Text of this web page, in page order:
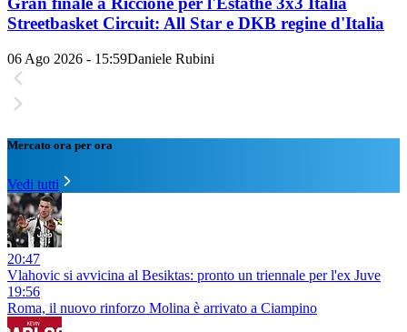
Streetbasket Circuit: All Star e DKB regine d'Italia
06 Ago 2026 - 15:59Daniele Rubini
Mercato ora per ora
Vedi tutti
20:47
Vlahovic si avvicina al Besiktas: pronto un triennale per l'ex Juve
19:56
Roma, il nuovo rinforzo Molina è arrivato a Ciampino